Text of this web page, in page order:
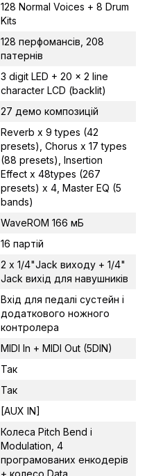
128 Normal Voices + 8 Drum
Kits
128 перфомансів, 208
патернів
3 digit LED + 20 x 2 line
character LCD (backlit)
27 демо композицій
Reverb x 9 types (42
presets), Chorus x 17 types
(88 presets), Insertion
Effect x 48types (267
presets) x 4, Master EQ (5
bands)
WaveROM 166 мБ
16 партій
2 х 1/4"Jack виходу + 1/4"
Jack вихід для навушників
Вхід для педалі сустейн і
додаткового ножного
контролера
MIDI In + MIDI Out (5DIN)
Так
Так
[AUX IN]
Колеса Pitch Bend і
Modulation, 4
програмованих енкодерів